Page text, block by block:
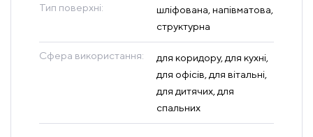
Тип поверхні:
шліфована, напівматова,
структурна
Сфера використання:
для коридору, для кухні,
для офісів, для вітальні,
для дитячих, для
спальних